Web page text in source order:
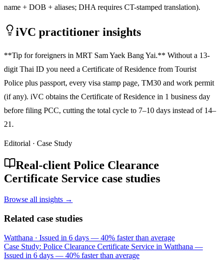
name + DOB + aliases; DHA requires CT-stamped translation).
iVC practitioner insights
**Tip for foreigners in MRT Sam Yaek Bang Yai.** Without a 13-
digit Thai ID you need a Certificate of Residence from Tourist
Police plus passport, every visa stamp page, TM30 and work permit
(if any). iVC obtains the Certificate of Residence in 1 business day
before filing PCC, cutting the total cycle to 7–10 days instead of 14–
21.
Editorial · Case Study
Real-client Police Clearance
Certificate Service case studies
Browse all insights →
Related case studies
Watthana · Issued in 6 days — 40% faster than average
Case Study: Police Clearance Certificate Service in Watthana —
Issued in 6 days — 40% faster than average